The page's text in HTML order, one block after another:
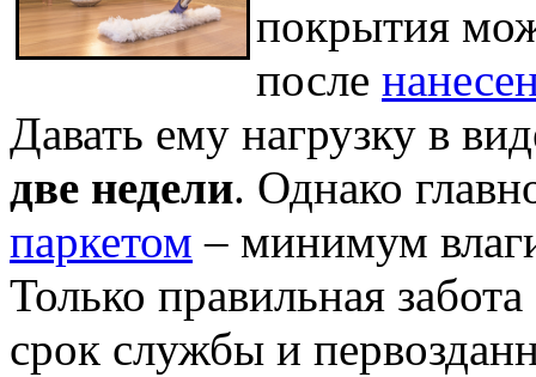
покрытия
после
Давать ему нагрузку в
две недели. Однако
паркетом – минимум
Только правильная
срок службы и